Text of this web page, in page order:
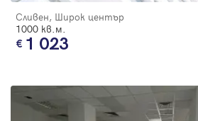
Сливен, Широк център
1000 кв.м.
1 023